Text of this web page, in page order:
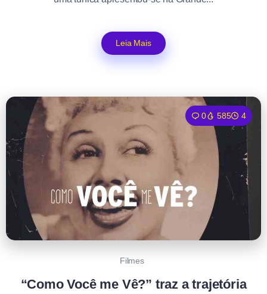
Leia Mais
0 585 4
Filmes
“Como Você me Vê?” traz a trajetória